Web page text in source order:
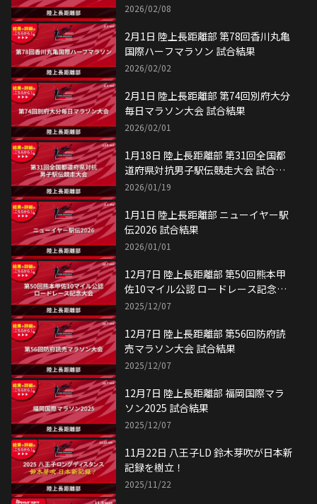
2026/02/08
2月1日 陸上長距離部 第78回香川丸亀
国際ハーフマラソン 試合結果
2026/02/02
2月1日 陸上長距離部 第74回別府大分
毎日マラソン大会 試合結果
2026/02/01
1月18日 陸上長距離部 第31回全国都
道府県対抗男子駅伝競走大会 試合結
果
2026/01/19
1月1日 陸上長距離部 ニューイヤー駅
伝2026 試合結果
2026/01/01
12月7日 陸上長距離部 第50回熊本甲
佐10マイル公認 ロードレース記念大
会 試合結果
2025/12/07
12月7日 陸上長距離部 第56回防府読
売マラソン大会 試合結果
2025/12/07
12月7日 陸上長距離部 福岡国際マラ
ソン2025 試合結果
2025/12/07
11月22日 八王子LD 鈴木芽吹が日本新
記録を樹立！
2025/11/22